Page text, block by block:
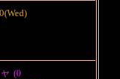
(0